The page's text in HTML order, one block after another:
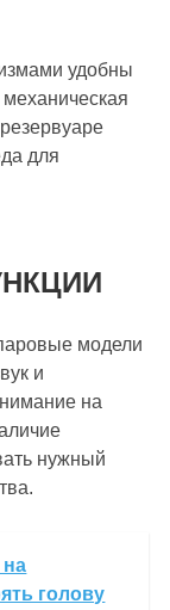
удобны
для
модели
и
на
нужный
на
голову